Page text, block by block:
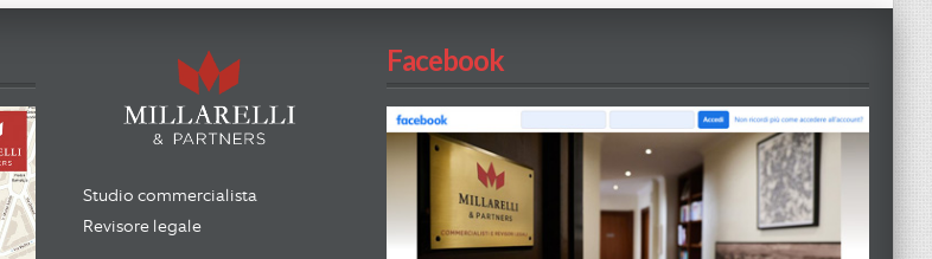
Studio commercialista
Revisore legale
Facebook